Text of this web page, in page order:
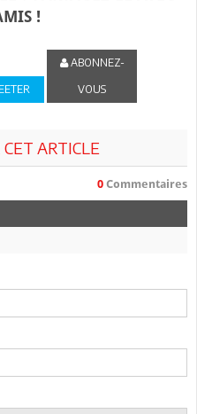
!
ABONNEZ-
VOUS
ARTICLE
0 Commentaires